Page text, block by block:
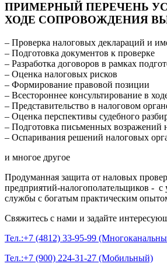
ПРИМЕРНЫЙ ПЕРЕЧЕНЬ
ХОДЕ СОПРОВОЖДЕНИЯ
– Проверка налоговых деклараций и
– Подготовка документов к проверке
– Разработка договоров в рамках
– Оценка налоговых рисков
– Формирование правовой позиции
– Всестороннее консультирование в
– Представительство в налоговом
– Оценка перспективы судебного
– Подготовка письменных возражений
– Оспаривания решений налоговых
и многое другое
Продуманная защита от наловых
предприятий-налогополательщиков -
службы с богатым практическим
Свяжитесь с нами и задайте
Тел.:+7 (4812) 33-95-99
Тел.:+7 (900) 224-31-27 (Мобильный)